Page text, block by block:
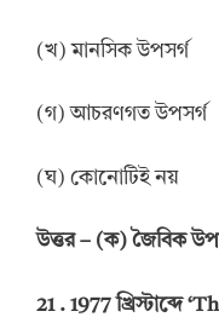
(খ) মানসিক উপসর্গ
(গ) আচরণগত উপসর্গ
(ঘ) কোনোটিই নয়
উত্তর– (ক) জৈবিক
21 . 1977 খ্রিস্টাব্দে